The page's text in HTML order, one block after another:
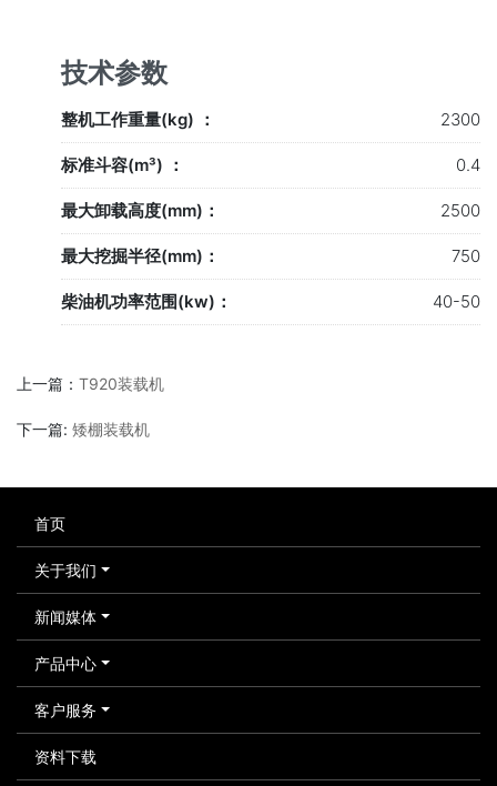
技术参数
整机工作重量(kg) ： 2300
标准斗容(m³) ： 0.4
最大卸载高度(mm)： 2500
最大挖掘半径(mm)： 750
柴油机功率范围(kw)： 40-50
上一篇： T920装载机
下一篇: 矮棚装载机
首页
关于我们
新闻媒体
产品中心
客户服务
资料下载